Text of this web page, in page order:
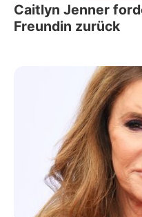
Caitlyn Jenner
Freundin zurück